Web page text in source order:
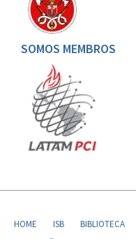
SOMOS MEMBROS
HOME ISB BIBLIOTECA